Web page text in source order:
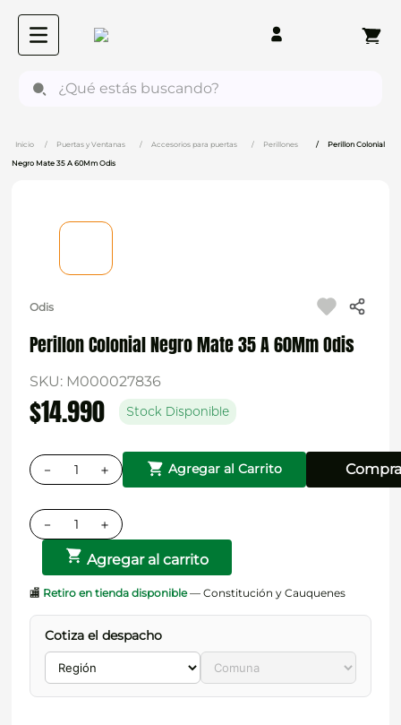
Puertas y Ventanas Accesorios para puertas Perillones Perillon Colonial
Negro Mate 35 A 60Mm Odis
Odis
Perillon Colonial Negro Mate 35 A 60Mm Odis
SKU: M000027836
$14.990 Stock Disponible
＋
－ Agregar al Carrito
＋
－
Agregar al carrito
🏬 Retiro en tienda disponible— Constitución y Cauquenes
Cotiza el despacho